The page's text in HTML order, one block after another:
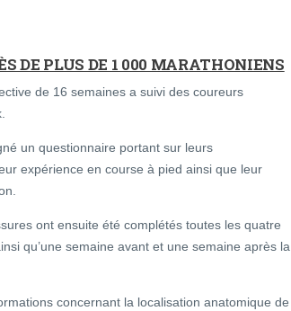
DE PLUS DE 1 000 MARATHONIENS
de 16 semaines a suivi des coureurs
un questionnaire portant sur leurs
expérience en course à pied ainsi que leur
ont ensuite été complétés toutes les quatre
qu’une semaine avant et une semaine après la
concernant la localisation anatomique de